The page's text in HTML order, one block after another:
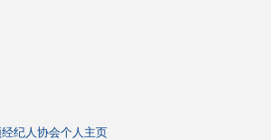
纪人协会个人主页